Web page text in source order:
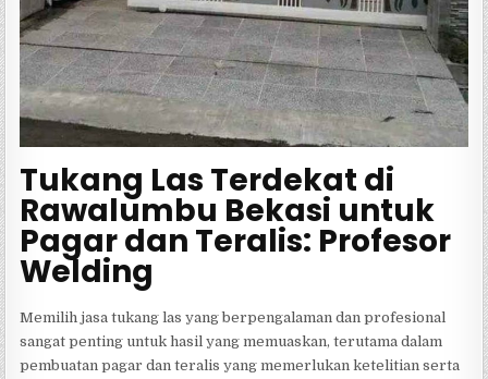
Tukang Las Terdekat di
Rawalumbu Bekasi untuk
Pagar dan Teralis: Profesor
Welding
Memilih jasa tukang las yang berpengalaman dan profesional
sangat penting untuk hasil yang memuaskan, terutama dalam
pembuatan pagar dan teralis yang memerlukan ketelitian serta